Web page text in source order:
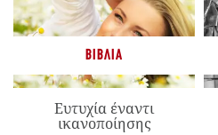
ΒΙΒΛΊΑ
Ευτυχία έναντι
ικανοποίησης